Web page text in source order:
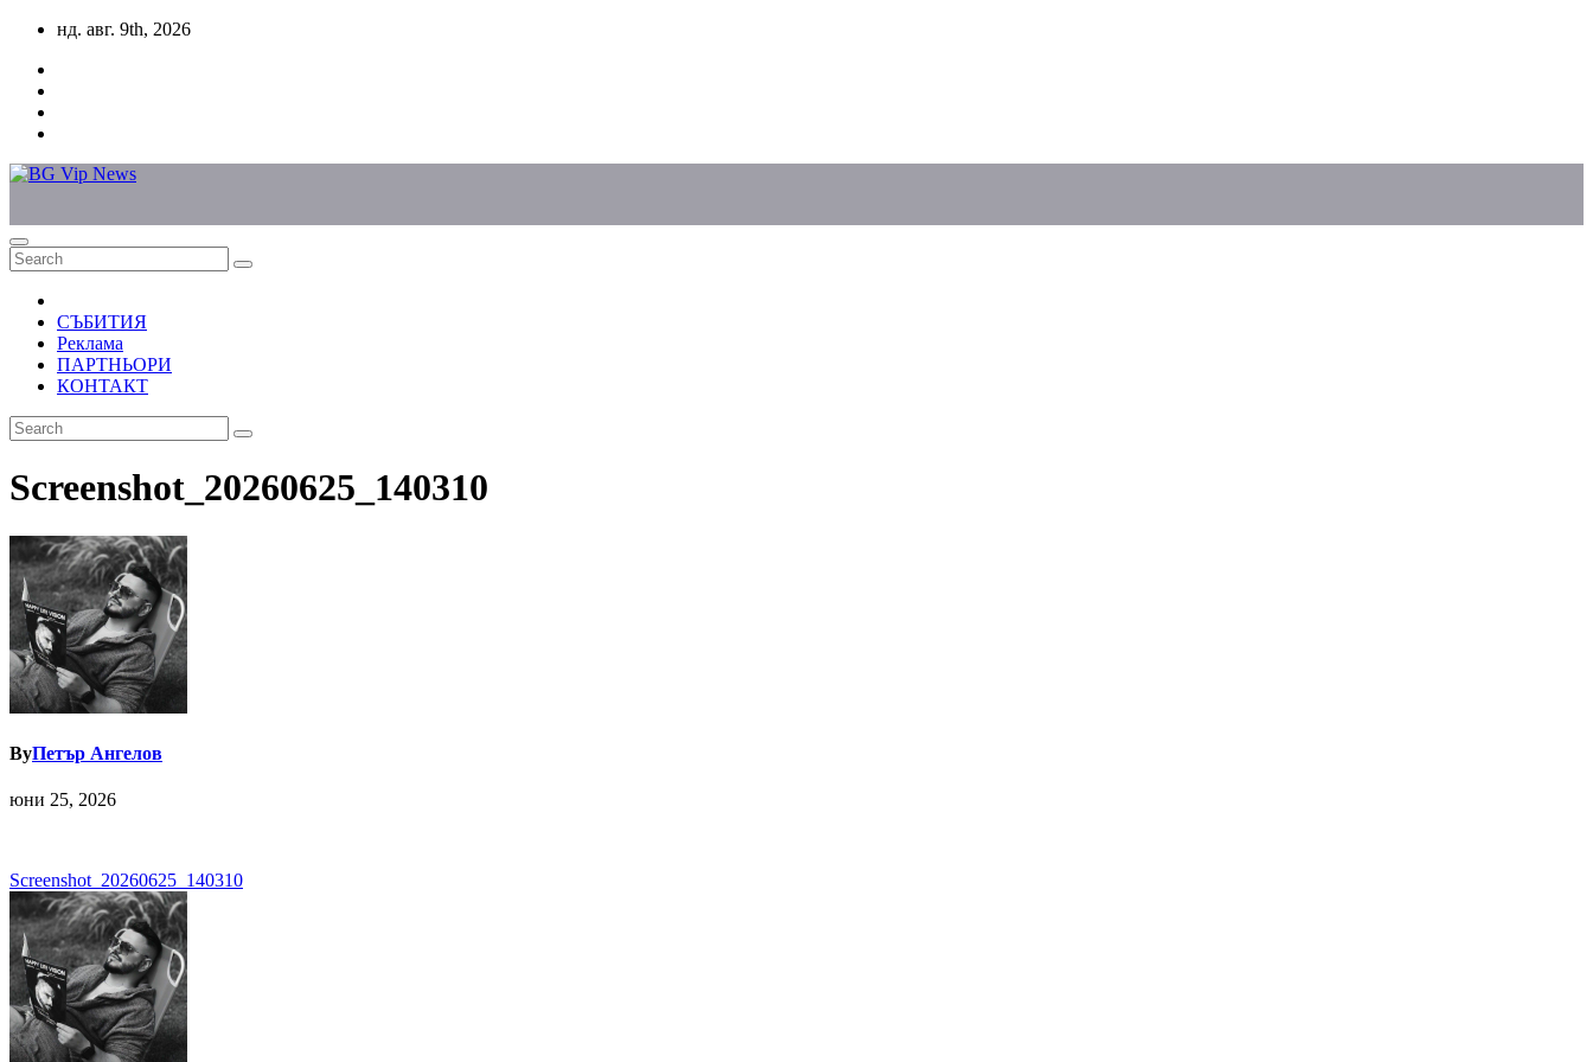
Skip
content
нд. авг. 9th, 2026
СЪБИТИЯ
Реклама
ПАРТНЬОРИ
КОНТАКТ
Screenshot_20260625_140310
ByПетър Ангелов
юни 25, 2026
Навигация
Screenshot_20260625_140310